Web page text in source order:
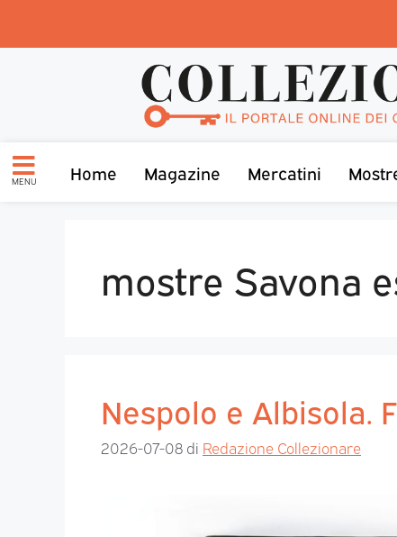
MENU Home Magazine Mercatini
mostre Savona
Nespolo e Albisola.
2026-07-08 di Redazione Collezionare